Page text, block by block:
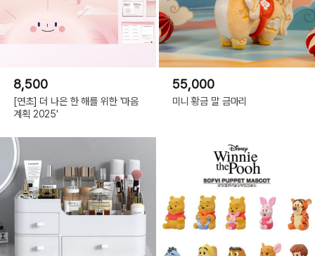
8,500
[연초] 더 나은 한 해를 위한 '마음
계획 2025'
55,000
미니 황금 말 금마리